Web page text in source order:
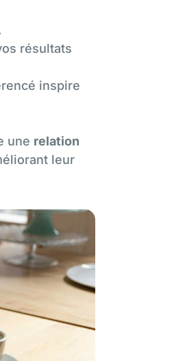
résultats
inspire
une relation
leur